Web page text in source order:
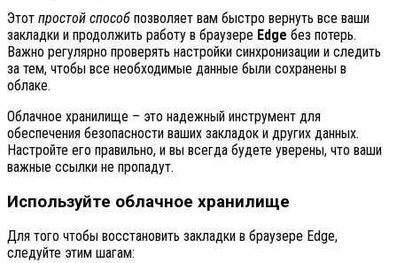
Этот простой способ позволяет вам быстро вернуть все ваши
закладки и продолжить работу в браузере Edge без потерь.
Важно регулярно проверять настройки синхронизации и следить
за тем, чтобы все необходимые данные были сохранены в
облаке.
Облачное хранилище – это надежный инструмент для
обеспечения безопасности ваших закладок и других данных.
Настройте его правильно, и вы всегда будете уверены, что ваши
важные ссылки не пропадут.
Используйте облачное хранилище
Для того чтобы восстановить закладки в браузере Edge,
следуйте этим шагам: